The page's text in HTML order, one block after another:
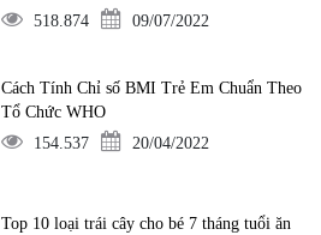
không?518.874 09/07/2022
Cách Tính Chỉ số BMI Trẻ Em Chuẩn Theo
Tổ Chức WHO
154.537
20/04/2022
Top 10 loại trái cây cho bé 7 tháng tuổi ăn